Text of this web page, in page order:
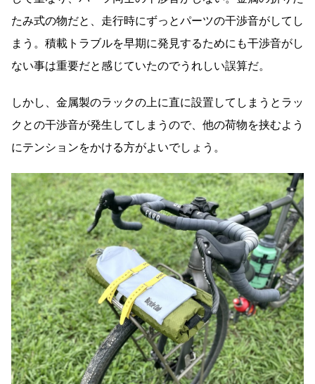
たみ式の物だと、走行時にずっとパーツの干渉音がしてし
まう。積載トラブルを早期に発見するためにも干渉音がし
ない事は重要だと感じていたのでうれしい誤算だ。
しかし、金属製のラックの上に直に設置してしまうとラッ
クとの干渉音が発生してしまうので、他の荷物を挟むよう
にテンションをかける方がよいでしょう。